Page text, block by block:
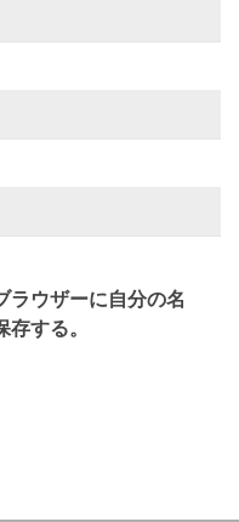
ラウザーに自分の名
する。